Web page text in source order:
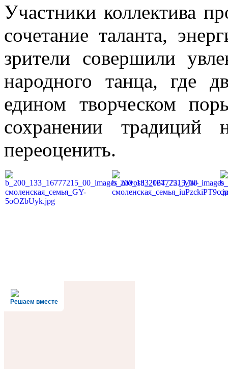
Участники коллектива
сочетание таланта,
зрители совершили
народного танца, где
едином творческом
сохранении традиций
переоценить.
Решаем вместе